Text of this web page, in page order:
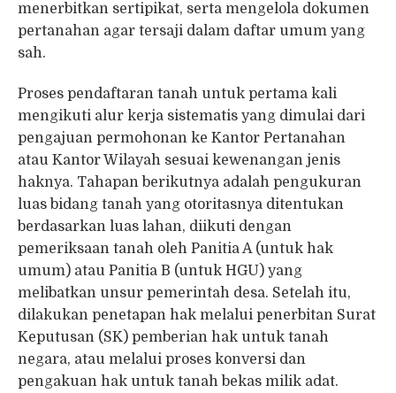
menerbitkan sertipikat, serta mengelola dokumen
pertanahan agar tersaji dalam daftar umum yang
sah.
Proses pendaftaran tanah untuk pertama kali
mengikuti alur kerja sistematis yang dimulai dari
pengajuan permohonan ke Kantor Pertanahan
atau Kantor Wilayah sesuai kewenangan jenis
haknya. Tahapan berikutnya adalah pengukuran
luas bidang tanah yang otoritasnya ditentukan
berdasarkan luas lahan, diikuti dengan
pemeriksaan tanah oleh Panitia A (untuk hak
umum) atau Panitia B (untuk HGU) yang
melibatkan unsur pemerintah desa. Setelah itu,
dilakukan penetapan hak melalui penerbitan Surat
Keputusan (SK) pemberian hak untuk tanah
negara, atau melalui proses konversi dan
pengakuan hak untuk tanah bekas milik adat.